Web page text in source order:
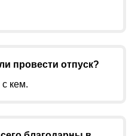
провести отпуск?
кем.